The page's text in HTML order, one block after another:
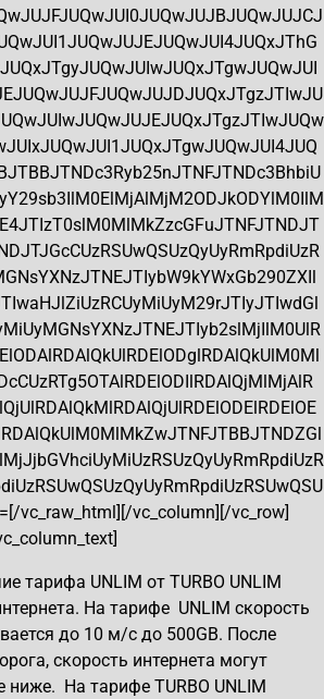
vc_raw_html][/vc_column][/vc_row]
тарифа UNLIM от TURBO UNLIM
На тарифе UNLIM скорость
до 10 м/с до 500GB. После
скорость интернета могут
ниже. На тарифе TURBO UNLIM